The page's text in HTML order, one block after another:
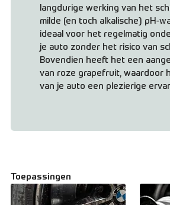
langdurige werking van het
milde (en toch alkalische) pH-
ideaal voor het regelmatig
je auto zonder het risico van
Bovendien heeft het een
van roze grapefruit, waardoor
van je auto een plezierige
Toepassingen